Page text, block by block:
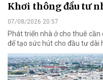
Khơi thông đầu tư
07/08/2026 20:57
Phát triển nhà ở cho thuê
để tạo sức hút cho đầu tư dài